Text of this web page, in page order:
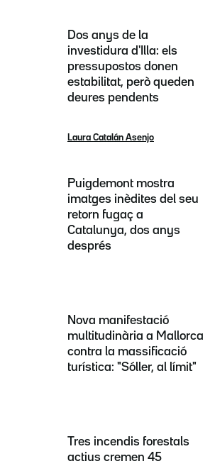
Dos anys de la
investidura d'Illa: els
pressupostos donen
estabilitat, però queden
deures pendents
Laura Catalán Asenjo
Puigdemont mostra
imatges inèdites del seu
retorn fugaç a
Catalunya, dos anys
després
Nova manifestació
multitudinària a Mallorca
contra la massificació
turística: "Sóller, al límit"
Tres incendis forestals
actius cremen 45